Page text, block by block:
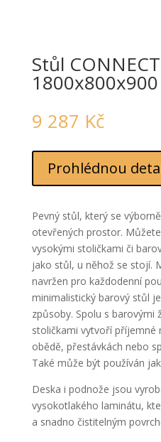
Stůl
9 287 Kč
Prohlédnou
Pevný stůl, který se
otevřených prostor.
vysokými stoličkami či
jako stůl, u něhož se stojí.
navržen pro každodenní
minimalistický barový stůl
způsoby. Spolu s barovými
stoličkami vytvoří příjemné
obědě, přestávkách nebo
Také může být používán
Deska i podnože jsou
vysokotlakého laminátu,
a snadno čistitelným